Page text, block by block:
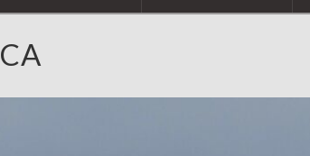
OPTIMIST